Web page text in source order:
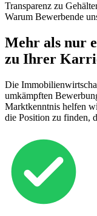
Transparenz zu
Warum Bewerbende
Mehr als nur
zu Ihrer
Die
umkämpften
Marktkenntnis helfen
die Position zu finden,